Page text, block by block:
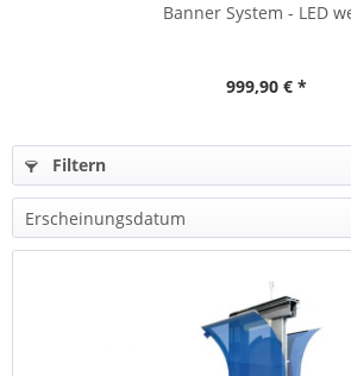
Banner System - LED
999,90 € *
Filtern